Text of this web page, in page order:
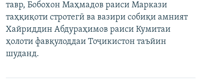
тавр, Бобохон Маҳмадов раиси Маркази
таҳқиқоти стротегӣ ва вазири собиқи амният
Хайриддин Абдураҳимов раиси Кумитаи
ҳолоти фавқулоддаи Тоҷикистон таъйин
шуданд.